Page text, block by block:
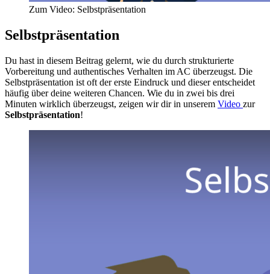
Zum Video: Selbstpräsentation
Selbstpräsentation
Du hast in diesem Beitrag gelernt, wie du durch strukturierte
Vorbereitung und authentisches Verhalten im AC überzeugst. Die
Selbstpräsentation ist oft der erste Eindruck und dieser entscheidet
häufig über deine weiteren Chancen. Wie du in zwei bis drei
Minuten wirklich überzeugst, zeigen wir dir in unserem Video zur
Selbstpräsentation!